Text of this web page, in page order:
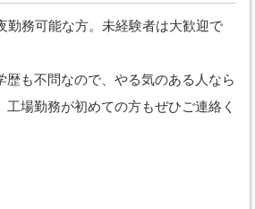
勤務可能な方。未経験者は大歓迎で
歴も不問なので、やる気のある人なら
工場勤務が初めての方もぜひご連絡く